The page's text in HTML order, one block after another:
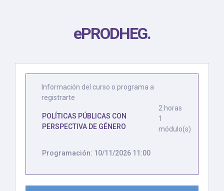
ePRODHEG.
Información del curso o programa a
registrarte
POLÍTICAS PÚBLICAS CON
PERSPECTIVA DE GÉNERO
2 horas
1
módulo(s)
Programación: 10/11/2026 11:00